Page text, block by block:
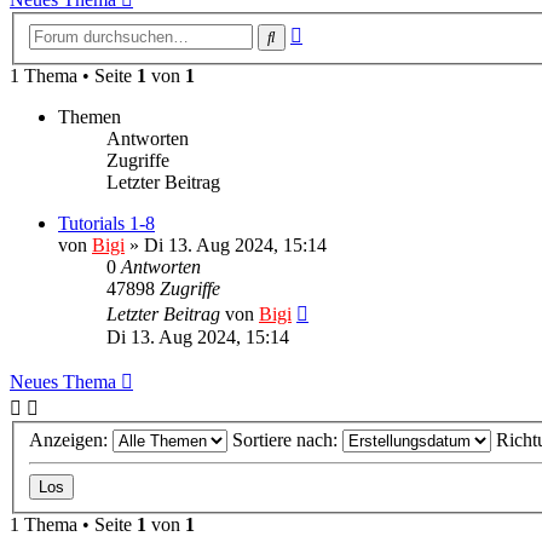
Suche
1 Thema • Seite 1 von 1
Themen
Antworten
Zugriffe
Letzter Beitrag
Tutorials 1-8
von Bigi » Di 13. Aug 2024, 15:14
0 Antworten
47898 Zugriffe
Letzter Beitrag von Bigi
Di 13. Aug 2024, 15:14
Neues Thema
Anzeigen: Sortiere nach:
1 Thema • Seite 1 von 1